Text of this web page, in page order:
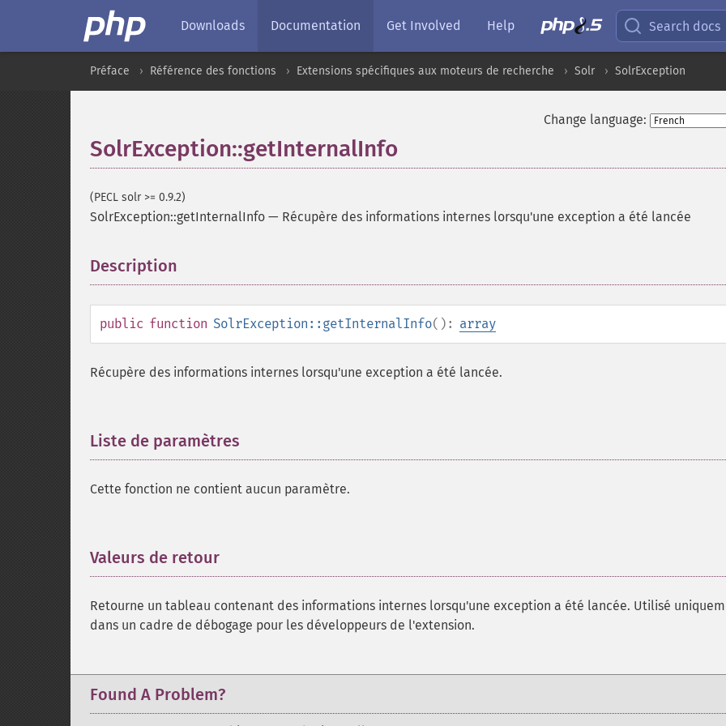
Downloads Documentation Get Involved Help Search docs
Préface Référence des fonctions Extensions spécifiques aux moteurs de recherche Solr SolrException
Change language:
SolrException::getInternalInfo
(PECL solr >= 0.9.2)
SolrException::getInternalInfo — Récupère des informations internes lorsqu'une exception a été lancée
Description
public function SolrException::getInternalInfo(): array
Récupère des informations internes lorsqu'une exception a été lancée.
Liste de paramètres
Cette fonction ne contient aucun paramètre.
Valeurs de retour
Retourne un tableau contenant des informations internes lorsqu'une exception a été lancée. Utilisé
dans un cadre de débogage pour les développeurs de l'extension.
Found A Problem?